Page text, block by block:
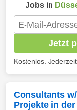
Jobs in
Jetzt
Kostenlos.
Consultants
Projekte in